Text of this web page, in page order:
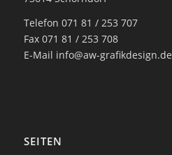
Telefon 071 81 / 253 707
Fax 071 81 / 253 708
E-Mail info@aw-grafikdesign.de
SEITEN